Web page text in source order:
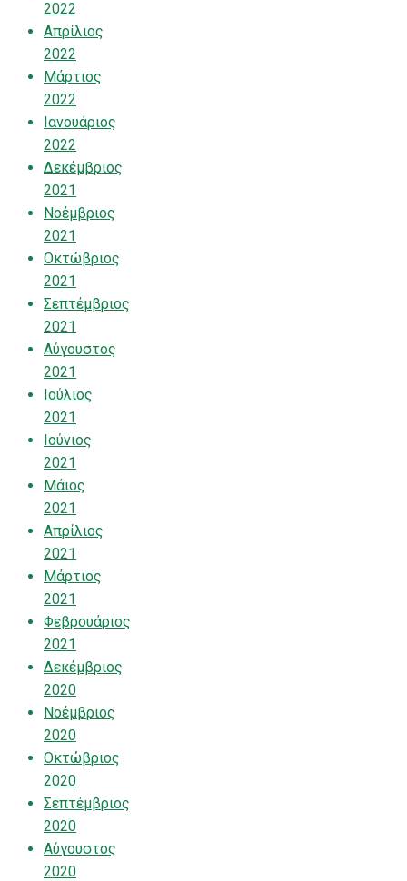
2022
Απρίλιος
2022
Μάρτιος
2022
Ιανουάριος
2022
Δεκέμβριος
2021
Νοέμβριος
2021
Οκτώβριος
2021
Σεπτέμβριος
2021
Αύγουστος
2021
Ιούλιος
2021
Ιούνιος
2021
Μάιος
2021
Απρίλιος
2021
Μάρτιος
2021
Φεβρουάριος
2021
Δεκέμβριος
2020
Νοέμβριος
2020
Οκτώβριος
2020
Σεπτέμβριος
2020
Αύγουστος
2020